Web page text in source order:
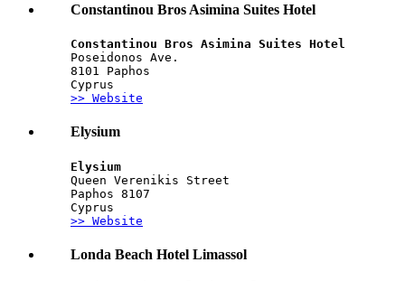
Constantinou Bros Asimina Suites Hotel
Constantinou Bros Asimina Suites Hotel
Poseidonos Ave.
8101 Paphos
Cyprus
>> Website
Elysium
Elysium
Queen Verenikis Street
Paphos 8107
Cyprus
>> Website
Londa Beach Hotel Limassol